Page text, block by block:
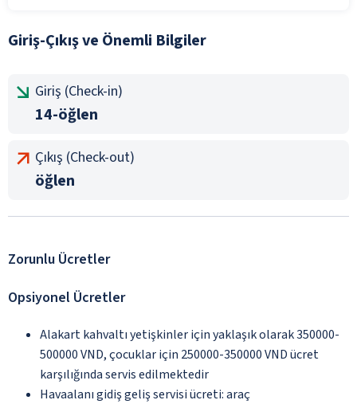
Giriş-Çıkış ve Önemli Bilgiler
Giriş (Check-in)
14-öğlen
Çıkış (Check-out)
öğlen
Zorunlu Ücretler
Opsiyonel Ücretler
Alakart kahvaltı yetişkinler için yaklaşık olarak 350000-
500000 VND, çocuklar için 250000-350000 VND ücret
karşılığında servis edilmektedir
Havaalanı gidiş geliş servisi ücreti: araç